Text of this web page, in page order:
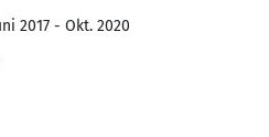
2017 - Okt. 2020